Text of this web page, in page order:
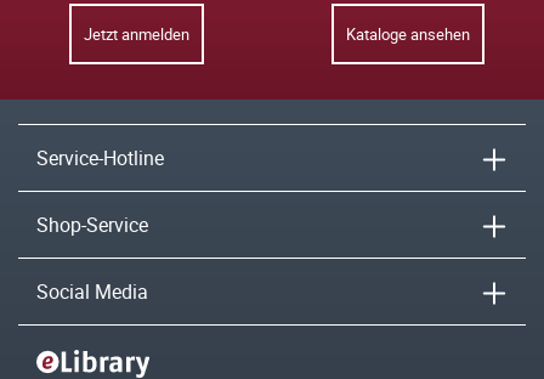
Jetzt anmelden Kataloge ansehen
Service-Hotline
Shop-Service
Social Media